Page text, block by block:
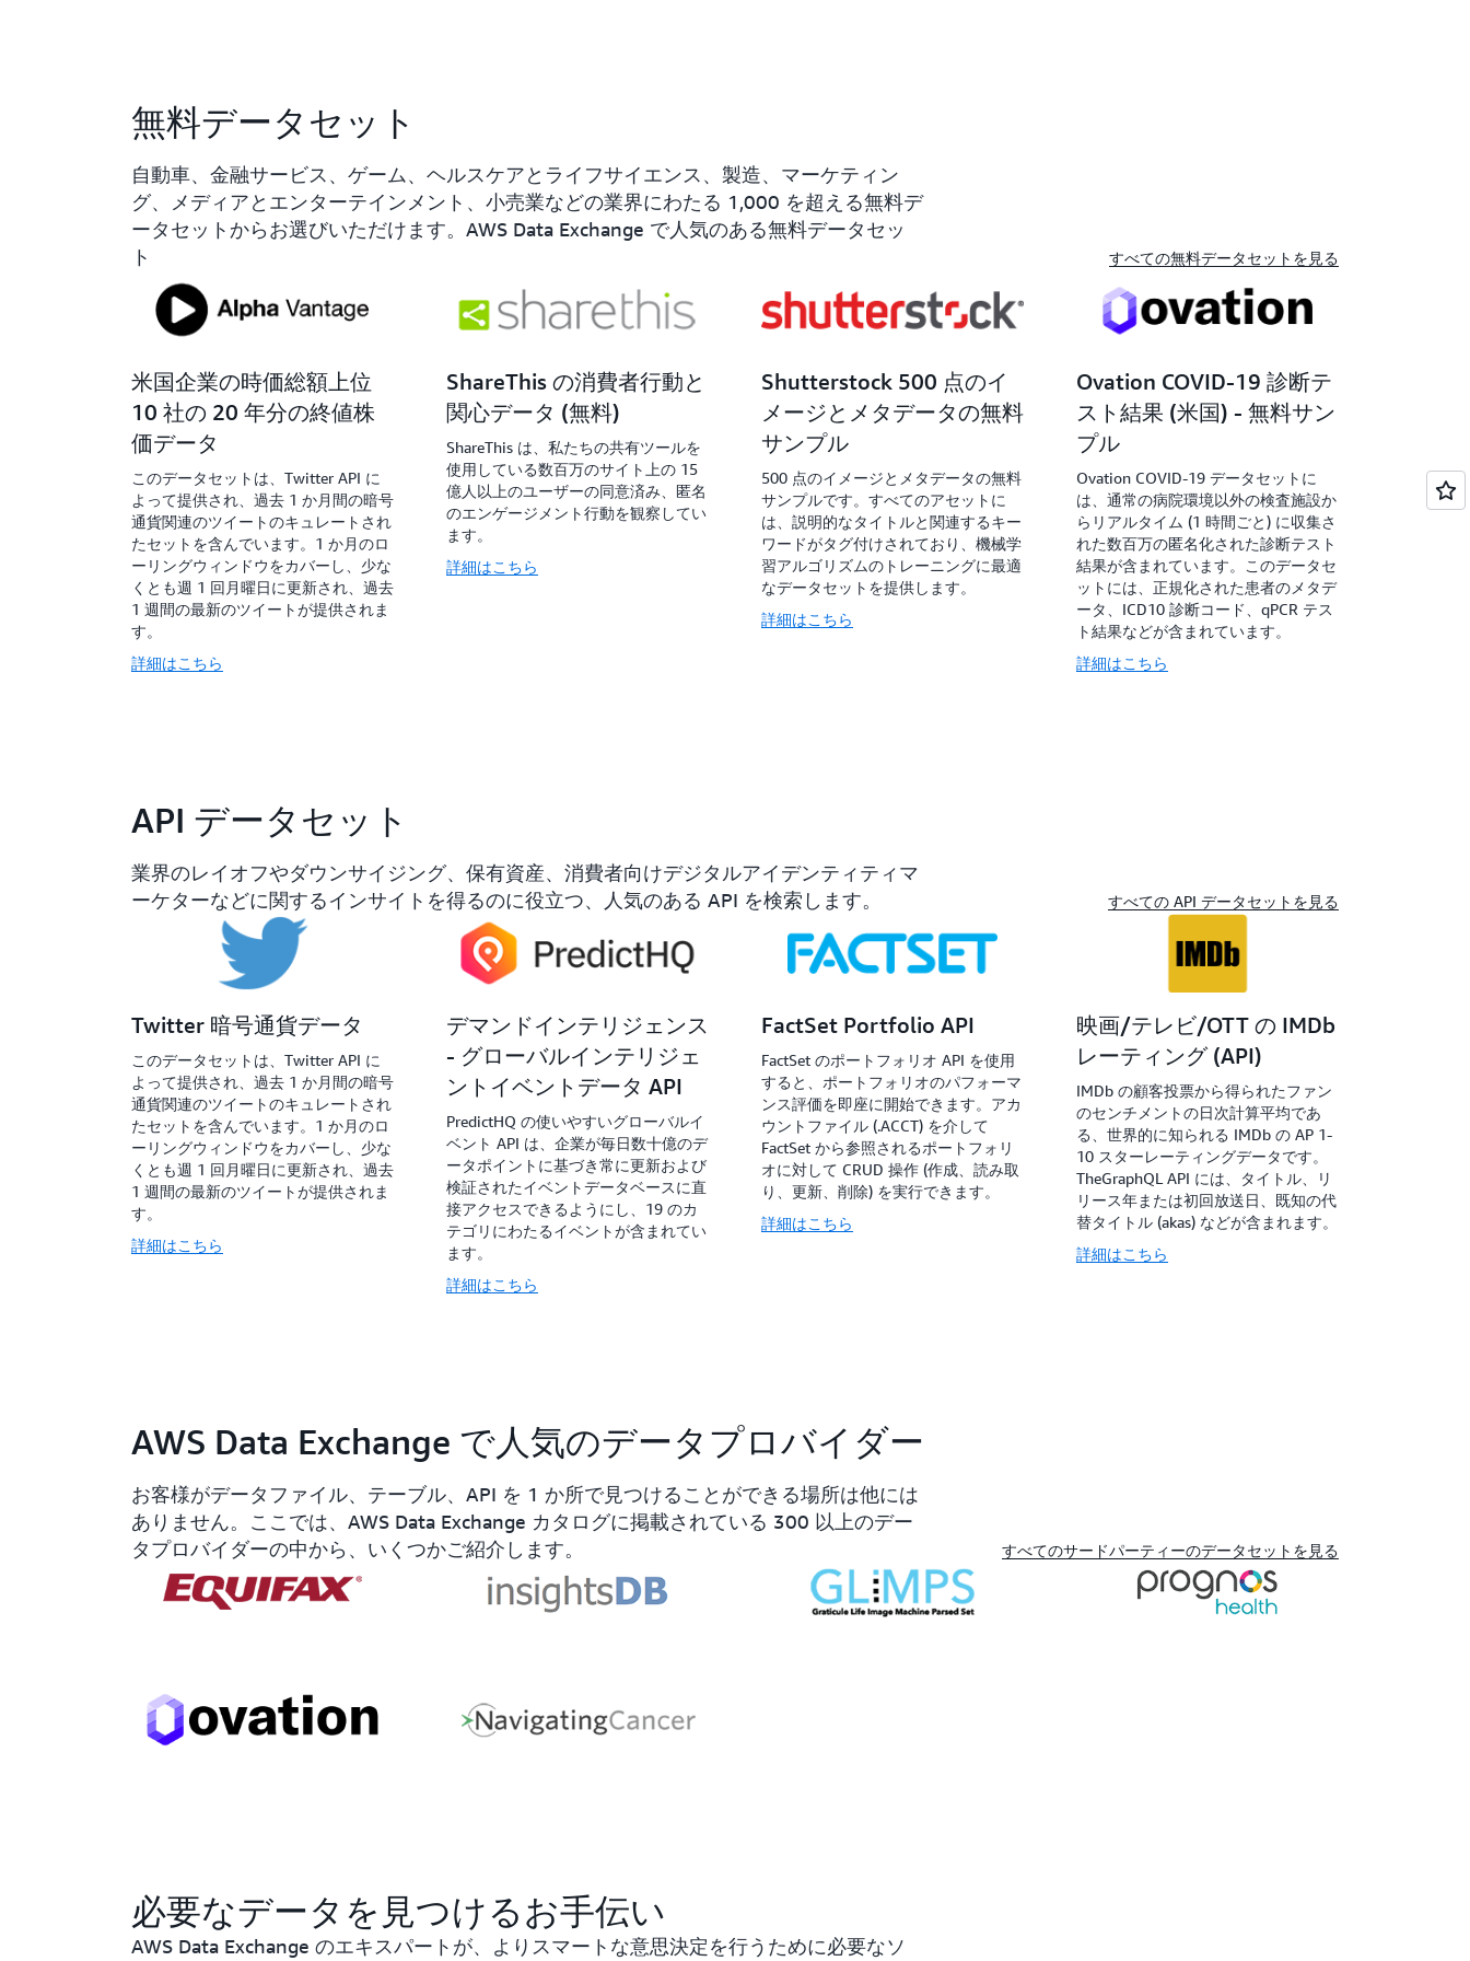
無料データセット
自動車、金融サービス、ゲーム、ヘルスケアとライフサイエンス、製造、マーケティン
グ、メディアとエンターテインメント、小売業などの業界にわたる 1,000 を超える無料デ
ータセットからお選びいただけます。AWS Data Exchange で人気のある無料データセッ
ト
すべての無料データセットを見る
米国企業の時価総額上位
10 社の 20 年分の終値株
価データ
このデータセットは、Twitter API に
よって提供され、過去 1 か月間の暗号
通貨関連のツイートのキュレートされ
たセットを含んでいます。1 か月のロ
ーリングウィンドウをカバーし、少な
くとも週 1 回月曜日に更新され、過去
1 週間の最新のツイートが提供されま
す。
詳細はこちら
ShareThis の消費者行動と
関心データ (無料)
ShareThis は、私たちの共有ツールを
使用している数百万のサイト上の 15
億人以上のユーザーの同意済み、匿名
のエンゲージメント行動を観察してい
ます。
詳細はこちら
Shutterstock 500 点のイ
メージとメタデータの無料
サンプル
500 点のイメージとメタデータの無料
サンプルです。すべてのアセットに
は、説明的なタイトルと関連するキー
ワードがタグ付けされており、機械学
習アルゴリズムのトレーニングに最適
なデータセットを提供します。
詳細はこちら
Ovation COVID-19 診断テ
スト結果 (米国) - 無料サン
プル
Ovation COVID-19 データセットに
は、通常の病院環境以外の検査施設か
らリアルタイム (1 時間ごと) に収集さ
れた数百万の匿名化された診断テスト
結果が含まれています。このデータセ
ットには、正規化された患者のメタデ
ータ、ICD10 診断コード、qPCR テス
ト結果などが含まれています。
詳細はこちら
API データセット
業界のレイオフやダウンサイジング、保有資産、消費者向けデジタルアイデンティティマ
ーケターなどに関するインサイトを得るのに役立つ、人気のある API を検索します。
すべての API データセットを見る
Twitter 暗号通貨データ
このデータセットは、Twitter API に
よって提供され、過去 1 か月間の暗号
通貨関連のツイートのキュレートされ
たセットを含んでいます。1 か月のロ
ーリングウィンドウをカバーし、少な
くとも週 1 回月曜日に更新され、過去
1 週間の最新のツイートが提供されま
す。
詳細はこちら
デマンドインテリジェンス
- グローバルインテリジェ
ントイベントデータ API
PredictHQ の使いやすいグローバルイ
ベント API は、企業が毎日数十億のデ
ータポイントに基づき常に更新および
検証されたイベントデータベースに直
接アクセスできるようにし、19 のカ
テゴリにわたるイベントが含まれてい
ます。
詳細はこちら
FactSet Portfolio API
FactSet のポートフォリオ API を使用
すると、ポートフォリオのパフォーマ
ンス評価を即座に開始できます。アカ
ウントファイル (.ACCT) を介して
FactSet から参照されるポートフォリ
オに対して CRUD 操作 (作成、読み取
り、更新、削除) を実行できます。
詳細はこちら
映画/テレビ/OTT の IMDb
レーティング (API)
IMDb の顧客投票から得られたファン
のセンチメントの日次計算平均であ
る、世界的に知られる IMDb の AP 1-
10 スターレーティングデータです。
TheGraphQL API には、タイトル、リ
リース年または初回放送日、既知の代
替タイトル (akas) などが含まれます。
詳細はこちら
AWS Data Exchange で人気のデータプロバイダー
お客様がデータファイル、テーブル、API を 1 か所で見つけることができる場所は他には
ありません。ここでは、AWS Data Exchange カタログに掲載されている 300 以上のデー
タプロバイダーの中から、いくつかご紹介します。
すべてのサードパーティーのデータセットを見る
必要なデータを見つけるお手伝い
AWS Data Exchange のエキスパートが、よりスマートな意思決定を行うために必要なソ